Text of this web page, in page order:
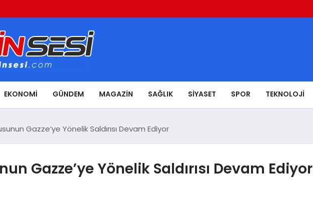
EKONOMI GÜNDEM MAGAZIN SAĞLIK SIYASET SPOR TEKNOLOJI
Gazze’ye Yönelik Saldırısı Devam Ediyor
Gazze’ye Yönelik Saldırısı Devam Ediyor